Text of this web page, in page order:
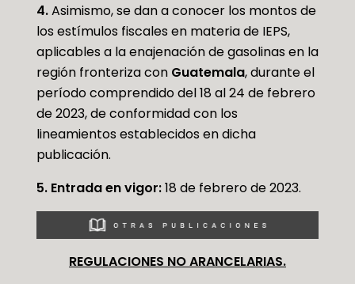
4.Asimismo, se dan a conocer los montos de
los estímulos fiscales en materia de IEPS,
aplicables a la enajenación de gasolinas en la
región fronteriza con Guatemala, durante el
período comprendido del 18 al 24 de febrero
de 2023, de conformidad con los
lineamientos establecidos en dicha
publicación.
5. Entrada en vigor:18 de febrero de 2023.
REGULACIONES NO ARANCELARIAS.